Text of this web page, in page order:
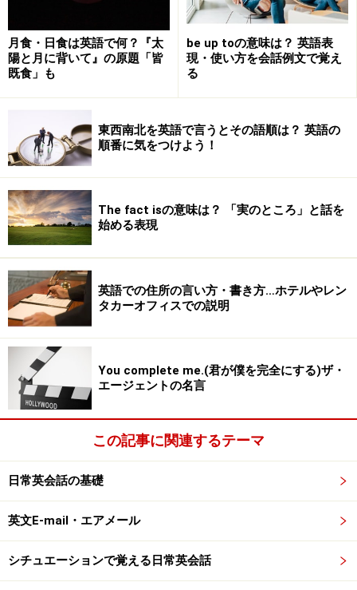
月食・日食は英語で何？『太
陽と月に背いて』の原題「皆
既食」も
be up toの意味は？ 英語表
現・使い方を会話例文で覚え
る
東西南北を英語で言うとその語順は？ 英語の
順番に気をつけよう！
The fact isの意味は？ 「実のところ」と話を
始める表現
英語での住所の言い方・書き方…ホテルやレン
タカーオフィスでの説明
You complete me.(君が僕を完全にする)ザ・
エージェントの名言
この記事に関連するテーマ
日常英会話の基礎
英文E-mail・エアメール
シチュエーションで覚える日常英会話